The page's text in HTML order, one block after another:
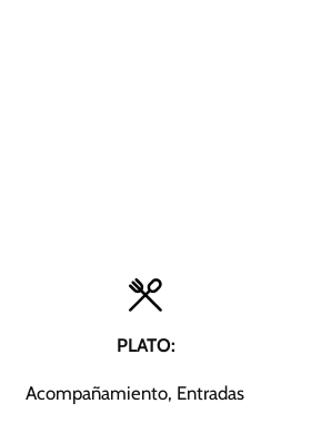
PLATO:
Acompañamiento, Entradas